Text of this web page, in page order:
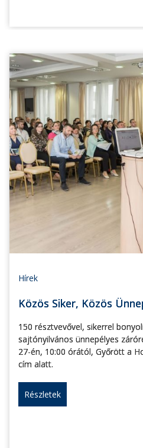
Hírek
Közös Siker, Közös
150 résztvevővel, sikerrel
sajtónyilvános ünnepélyes
27-én, 10:00 órától, Győrött a
cím alatt.
Részletek